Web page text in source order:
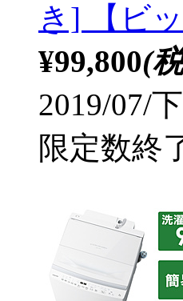
き] 【ビ
¥99,800(
2019/07/
限定数終